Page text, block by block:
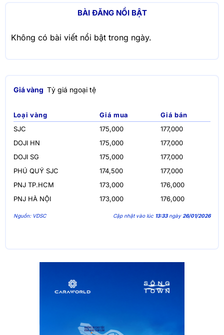
BÀI ĐĂNG NỔI BẬT
Không có bài viết nổi bật trong ngày.
Giá vàng Tỷ giá ngoại tệ
Loại vàng Giá mua
Giá bán
SJC
175,000
177,000
DOJI HN
175,000
177,000
DOJI SG
175,000
177,000
PHÚ QUÝ SJC
174,500
177,000
PNJ TP.HCM
173,000
176,000
PNJ HÀ NỘI
173,000 176,000
Nguồn: VDSC Cập nhật vào lúc 13:33ngày 26/01/2026